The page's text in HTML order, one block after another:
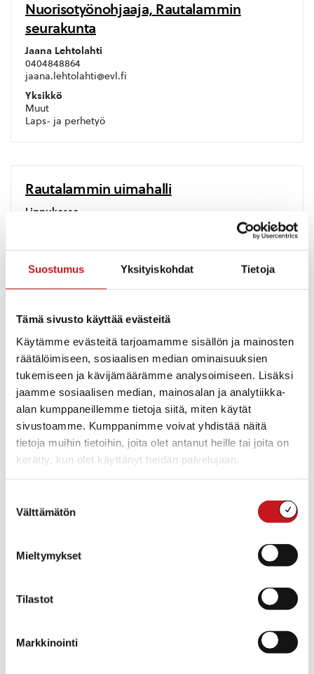
Suostumus Yksityiskohdat Tietoja
Tämä sivusto käyttää evästeitä
Käytämme evästeitä tarjoamamme sisällön ja mainosten
räätälöimiseen, sosiaalisen median ominaisuuksien
tukemiseen ja kävijämäärämme analysoimiseen. Lisäksi
jaamme sosiaalisen median, mainosalan ja analytiikka-
alan kumppaneillemme tietoja siitä, miten käytät
sivustoamme. Kumppanimme voivat yhdistää näitä
tietoja muihin tietoihin, joita olet antanut heille tai joita on
kerätty, kun olet käyttänyt heidän palvelujaan.
valinta
Välttämätön
Mieltymykset
Tilastot
Markkinointi
Nuorisotyönohjaaja, Rautalammin
seurakunta
Jaana Lehtolahti
0404848864
jaana.lehtolahti@evl.fi
Yksikkö
Muut
Laps- ja perhetyö
Rautalammin uimahalli
Lippukassa
Toimipaikka
Matti Lohen koulu
77700 Rautalampi
uimahalli on suljettu.
Nuorisotila Nuokku
Yksikkö
Kulttuuri ja vapaa-aika, Sivistysosasto
Toimipaikka
Rautalammintie 4, 77700 Rautalampi (Kirjaston alakerta)
Johanna Möttönen
050 9118038
Yksikkö
Varhaiskasvatus ja esiopetus